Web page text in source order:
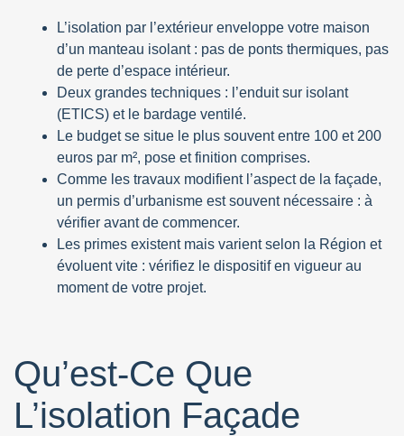
L’isolation par l’extérieur enveloppe votre maison
d’un manteau isolant : pas de ponts thermiques, pas
de perte d’espace intérieur.
Deux grandes techniques : l’enduit sur isolant
(ETICS) et le bardage ventilé.
Le budget se situe le plus souvent entre 100 et 200
euros par m², pose et finition comprises.
Comme les travaux modifient l’aspect de la façade,
un permis d’urbanisme est souvent nécessaire : à
vérifier avant de commencer.
Les primes existent mais varient selon la Région et
évoluent vite : vérifiez le dispositif en vigueur au
moment de votre projet.
Qu’est-Ce Que
L’isolation Façade